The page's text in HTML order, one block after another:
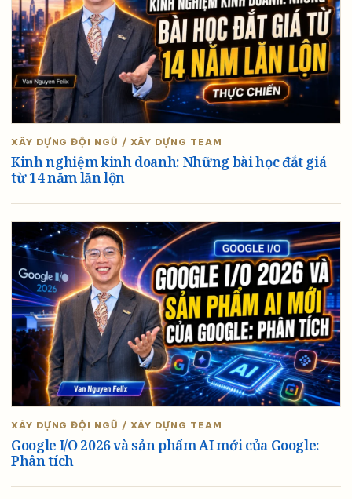
XÂY DỰNG ĐỘI NGŨ / XÂY DỰNG TEAM
Kinh nghiệm kinh doanh: Những bài học đắt giá
từ 14 năm lăn lộn
XÂY DỰNG ĐỘI NGŨ / XÂY DỰNG TEAM
Google I/O 2026 và sản phẩm AI mới của Google:
Phân tích